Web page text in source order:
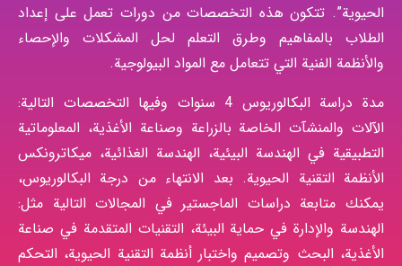
الحيوية”. تتكون هذه التخصصات من دورات تعمل على إعداد
الطلاب بالمفاهيم وطرق التعلم لحل المشكلات والإحصاء
والأنظمة الفنية التي تتعامل مع المواد البيولوجية.
مدة دراسة البكالوريوس 4 سنوات وفيها التخصصات التالية:
الآلات والمنشآت الخاصة بالزراعة وصناعة الأغذية، المعلوماتية
التطبيقية في الهندسة البيئية، الهندسة الغذائية، ميكاترونكس
الأنظمة التقنية الحيوية. بعد الانتهاء من درجة البكالوريوس،
يمكنك متابعة دراسات الماجستير في المجالات التالية مثل:
الهندسة والإدارة في حماية البيئة، التقنيات المتقدمة في صناعة
الأغذية، البحث وتصميم واختبار أنظمة التقنية الحيوية، التحكم